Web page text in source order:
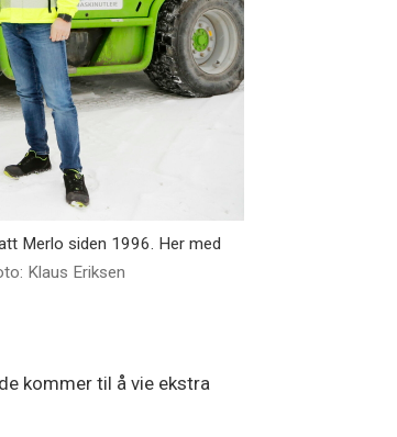
Merlo siden 1996. Her med
Klaus Eriksen
kommer til å vie ekstra